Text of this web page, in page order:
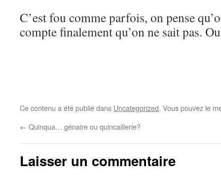
C’est fou comme parfois, on pense
compte finalement qu’on ne sait pas.
Ce contenu a été publié dans Uncategorized. Vous pouvez le
← Quinqua… génaire ou quincaillerie?
Laisser un commentaire